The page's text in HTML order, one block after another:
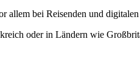
allem bei Reisenden und
oder in Ländern wie